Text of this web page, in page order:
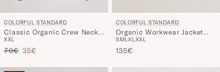
COLORFUL STANDARD
Classic Organic Crew Neck
Sweat Petrol Blue
XXL
Prix ordinaire
70€ Prix réduit
35€
COLORFUL STANDARD
Organic Workwear Jacket
Deep Black
SMLXLXXL
135€